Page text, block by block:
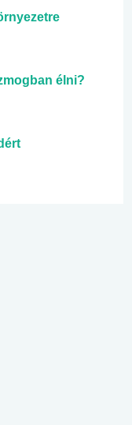
élni?